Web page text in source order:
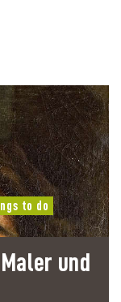
to do
und